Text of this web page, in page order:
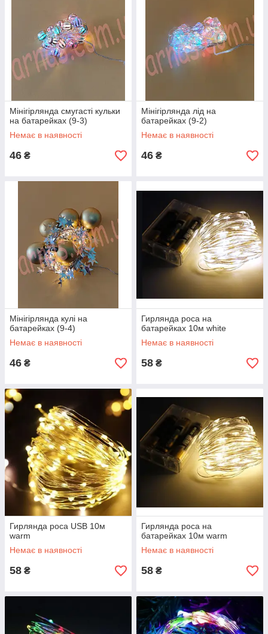
Мінігірлянда смугасті кульки
на батарейках (9-3)
Немає в наявності
46 ₴
Мінігірлянда лід на
батарейках (9-2)
Немає в наявності
46 ₴
Мінігірлянда кулі на
батарейках (9-4)
Немає в наявності
46 ₴
Гирлянда роса на
батарейках 10м white
Немає в наявності
58 ₴
Гирлянда роса USB 10м
warm
Немає в наявності
58 ₴
Гирлянда роса на
батарейках 10м warm
Немає в наявності
58 ₴